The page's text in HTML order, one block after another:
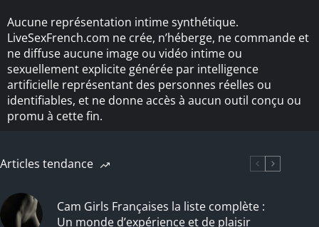
Aucune représentation intime synthétique.
LiveSexFrench.com ne crée, n’héberge, ne commande et
ne diffuse aucune image ou vidéo intime ou
sexuellement explicite générée par intelligence
artificielle représentant des personnes réelles ou
identifiables, et ne donne accès à aucun outil conçu ou
promu à cette fin.
Articles tendance
Cam Girls Françaises la liste complète :
Un monde d’expérience et de plaisir